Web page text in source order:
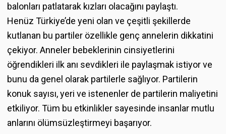
balonları patlatarak kızları olacağını paylaştı.
Henüz Türkiye’de yeni olan ve çeşitli şekillerde
kutlanan bu partiler özellikle genç annelerin dikkatini
çekiyor. Anneler bebeklerinin cinsiyetlerini
öğrendikleri ilk anı sevdikleri ile paylaşmak istiyor ve
bunu da genel olarak partilerle sağlıyor. Partilerin
konuk sayısı, yeri ve istenenler de partilerin maliyetini
etkiliyor. Tüm bu etkinlikler sayesinde insanlar mutlu
anlarını ölümsüzleştirmeyi başarıyor.